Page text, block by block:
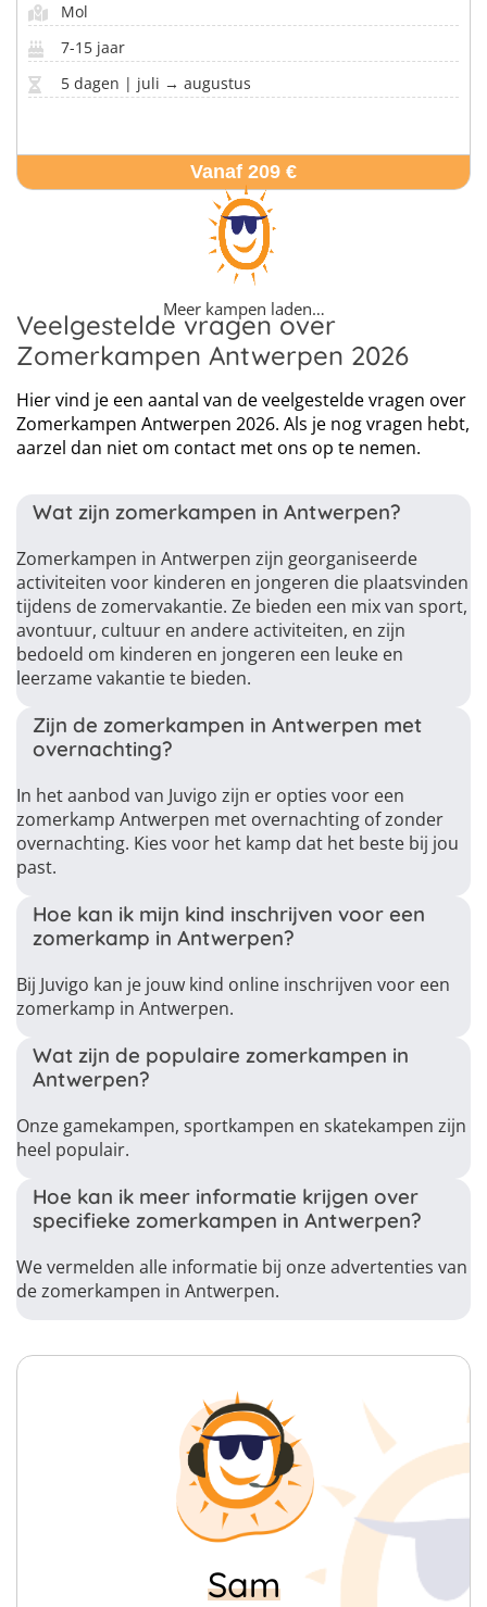
Mol
7-15 jaar
5 dagen | juli → augustus
Vanaf 209 €
Meer kampen laden…
Veelgestelde vragen over
Zomerkampen Antwerpen 2026
Hier vind je een aantal van de veelgestelde vragen over
Zomerkampen Antwerpen 2026. Als je nog vragen hebt,
aarzel dan niet om contact met ons op te nemen.
Sam
Wat zijn zomerkampen in Antwerpen?
Zomerkampen in Antwerpen zijn georganiseerde
activiteiten voor kinderen en jongeren die plaatsvinden
tijdens de zomervakantie. Ze bieden een mix van sport,
avontuur, cultuur en andere activiteiten, en zijn
bedoeld om kinderen en jongeren een leuke en
leerzame vakantie te bieden.
Zijn de zomerkampen in Antwerpen met
overnachting?
In het aanbod van Juvigo zijn er opties voor een
zomerkamp Antwerpen met overnachting of zonder
overnachting. Kies voor het kamp dat het beste bij jou
past.
Hoe kan ik mijn kind inschrijven voor een
zomerkamp in Antwerpen?
Bij Juvigo kan je jouw kind online inschrijven voor een
zomerkamp in Antwerpen.
Wat zijn de populaire zomerkampen in
Antwerpen?
Onze gamekampen, sportkampen en skatekampen zijn
heel populair.
Hoe kan ik meer informatie krijgen over
specifieke zomerkampen in Antwerpen?
We vermelden alle informatie bij onze advertenties van
de zomerkampen in Antwerpen.